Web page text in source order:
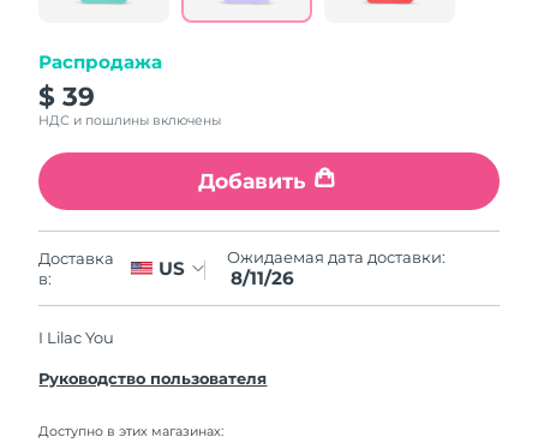
Распродажа
$ 39
НДС и пошлины включены
Добавить
Доставка
в:
US Ожидаемая дата доставки:
8/11/26
I Lilac You
Руководство пользователя
Доступно в этих магазинах: